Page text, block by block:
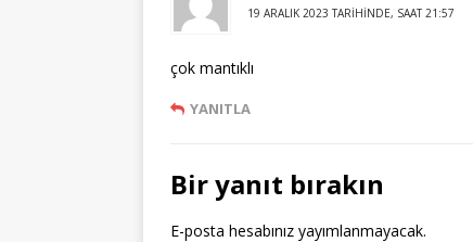
19 ARALIK 2023 TARIHINDE, SAAT 21:57
çok mantıklı
YANITLA
Bir yanıt bırakın
E-posta hesabınız yayımlanmayacak.